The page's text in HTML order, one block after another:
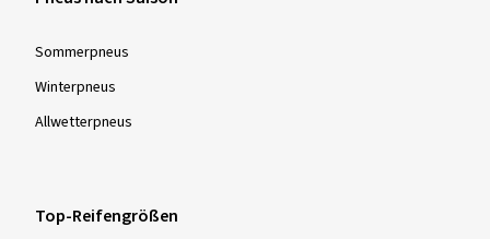
Sommer­pneus
Winter­pneus
Allwetter­pneus
Top-Reifengrößen